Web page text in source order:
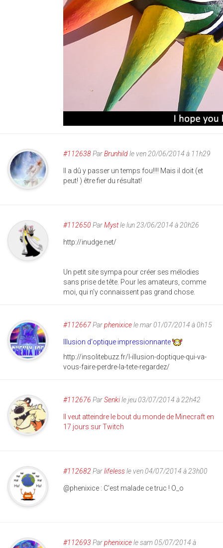
#112638ParBrunhildle ven 20/06/2014 à 11h29
Il a dû y passer un temps fou!!!! Mais il doit (et
peut! ) être fier du résultat!
#112650 ParMystle lun 23/06/2014 à 20h26
http://inudge.net/
Un petit site sympa pour créer ses mélodies
sans prise de tête. Pour les amateurs, comme
moi, qui n'y connaissent pas grand chose.
#112667Parphenixicele mar 01/07/2014 à 0h15
Illusion d'optique impressionnante
http://insolitebuzz.fr/l-illusion-doptique-qui-va-
vous-faire-perdre-la-tete-regardez/
#112676 ParSenkile jeu 03/07/2014 à 22h42
Il veut atteindre le bout du monde de Minecraft en
17 jours sur Twitch
#112682 Parlifelessle ven 04/07/2014 à 23h00
@phenixice : C'est malade ce truc ! O_o
#112693 Parphenixicele sam 05/07/2014 à